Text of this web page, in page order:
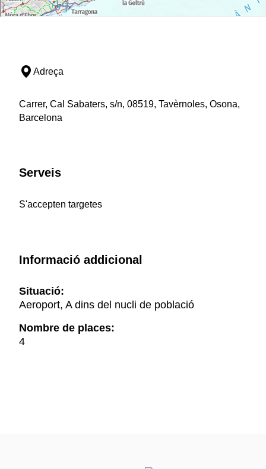
Adreça
Carrer, Cal Sabaters, s/n, 08519, Tavèrnoles, Osona,
Barcelona
Serveis
S'accepten targetes
Informació addicional
Situació:
Aeroport, A dins del nucli de població
Nombre de places:
4